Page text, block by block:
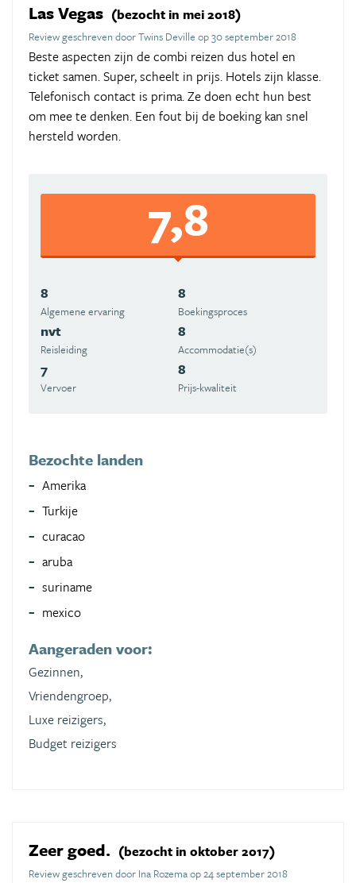
Las Vegas (bezocht in mei 2018)
Review geschreven door Twins Deville op 30 september 2018
Beste aspecten zijn de combi reizen dus hotel en
ticket samen. Super, scheelt in prijs. Hotels zijn klasse.
Telefonisch contact is prima. Ze doen echt hun best
om mee te denken. Een fout bij de boeking kan snel
hersteld worden.
7,8
8
Algemene ervaring
8
Boekingsproces
nvt
Reisleiding
8
Accommodatie(s)
7
Vervoer
8
Prijs-kwaliteit
Bezochte landen
Amerika
Turkije
curacao
aruba
suriname
mexico
Aangeraden voor:
Gezinnen,
Vriendengroep,
Luxe reizigers,
Budget reizigers
Zeer goed. (bezocht in oktober 2017)
Review geschreven door Ina Rozema op 24 september 2018